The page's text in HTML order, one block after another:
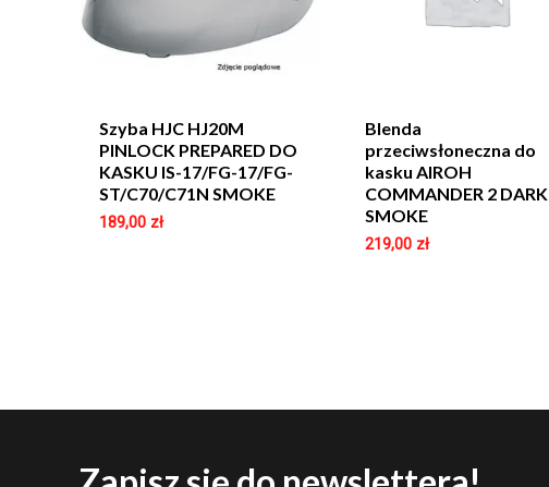
Szyba HJC HJ20M
PINLOCK PREPARED DO
KASKU IS-17/FG-17/FG-
ST/C70/C71N SMOKE
189,00 zł
Blenda
przeciwsłoneczna do
kasku AIROH
COMMANDER 2 DARK
SMOKE
219,00 zł